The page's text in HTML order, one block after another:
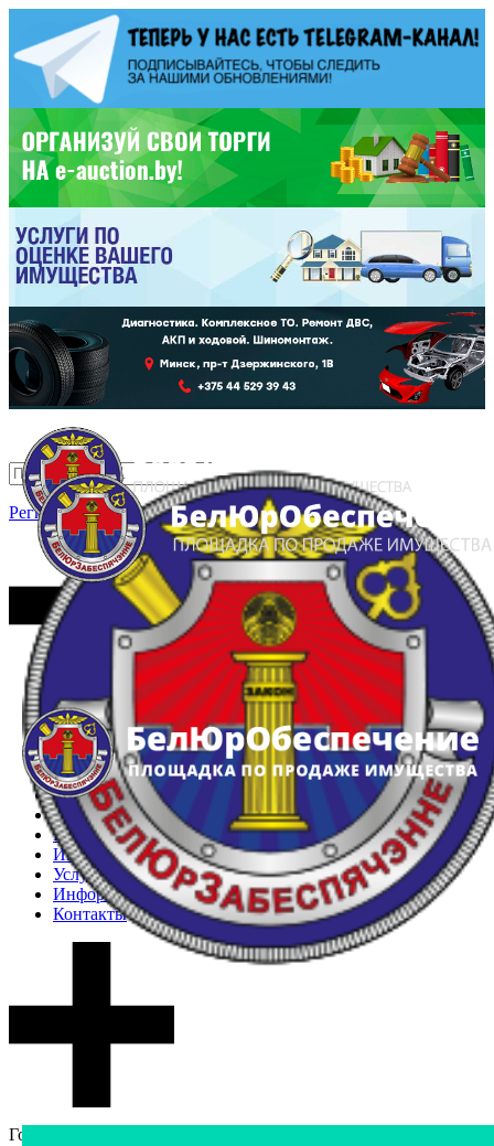
Регистрация Вход
Главная
Арестованное имущество
Реестр несостоявшихся торгов
Реестр переоценок
Частное имущество
Государственное имущество
Интернет-магазин
Интернет-витрина
Услуги
Информация
Контакты
Гостевой доступ